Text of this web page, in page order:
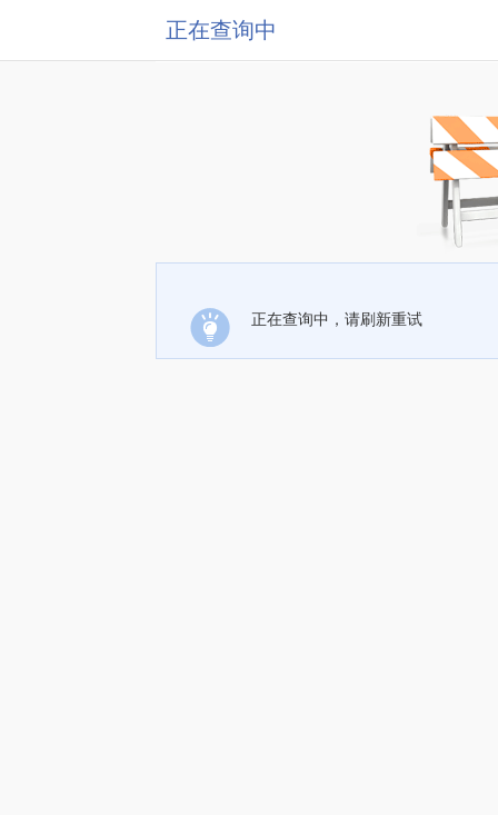
正在查询中
正在查询中，请刷新重试